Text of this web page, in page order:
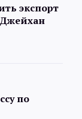
экспорт
по